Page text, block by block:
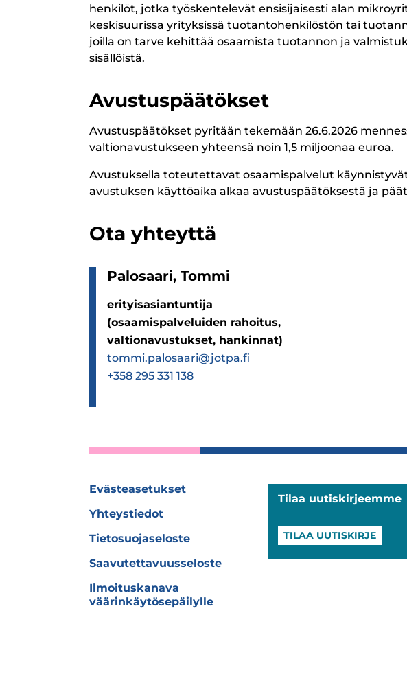
henkilöt, jotka työskentelevät ensisijaisesti alan
keskisuurissa yrityksissä tuotantohenkilöstön tai
joilla on tarve kehittää osaamista tuotannon ja
sisällöistä.
Avustuspäätökset
Avustuspäätökset pyritään tekemään 26.6.2026
valtionavustukseen yhteensä noin 1,5 miljoonaa euroa.
Avustuksella toteutettavat osaamispalvelut
avustuksen käyttöaika alkaa avustuspäätöksestä ja
Ota yhteyttä
Palo­saari, Tommi
erityisasiantuntija
(osaamispalveluiden rahoitus,
valtionavustukset, hankinnat)
tommi.palosaari@jotpa.fi
+358 295 331 138
Evästeasetukset
Yhteystiedot
Tietosuojaseloste
Saavutettavuusseloste
Ilmoituskanava
väärinkäytösepäilylle
Tilaa uutiskirjeemme
TILAA UUTISKIRJE